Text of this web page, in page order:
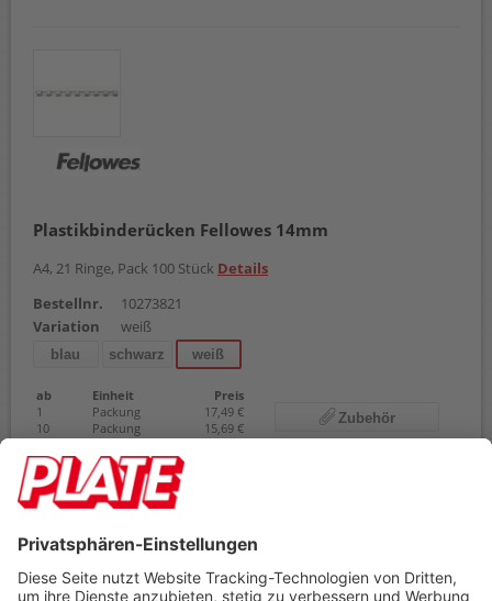
Plastikbinderücken Fellowes 14mm
A4, 21 Ringe, Pack 100 Stück Details
Bestellnr.
10273821
Variation
weiß
blau schwarz weiß
ab Einheit
Preis
1
Packung
17,49 €
10
Packung 15,69 €
Zubehör
Preis gilt pro
Umverpackt zu
10 Packung
Mindestabnahme
1 Packung